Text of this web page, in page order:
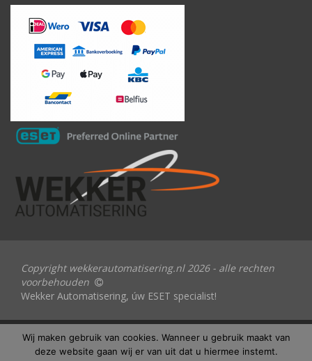
Copyright wekkerautomatisering.nl 2026 - alle rechten
voorbehouden
Wekker Automatisering, úw ESET specialist!
Wij maken gebruik van cookies. Wanneer u gebruik maakt van
deze website gaan wij er van uit dat u hiermee instemt.